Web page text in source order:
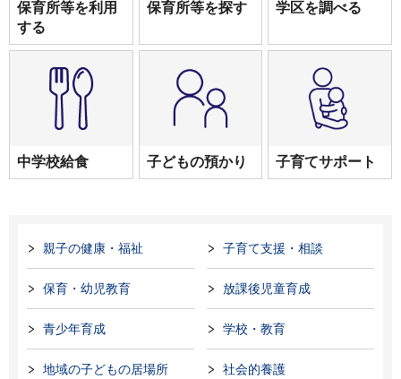
保育所等を利用
する
保育所等を探す 学区を調べる
中学校給食 子どもの預かり 子育てサポート
親子の健康・福祉 子育て支援・相談
保育・幼児教育 放課後児童育成
青少年育成 学校・教育
地域の子どもの居場所 社会的養護